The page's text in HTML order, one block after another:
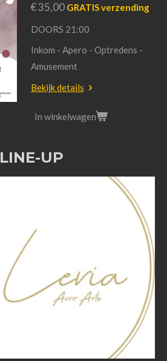
€ 35,00 GRATIS verzending
DOORS 21:00
Inkom - Apero - Optredens -
Amusement
Bekijk details
In winkelwagen
LINE-UP